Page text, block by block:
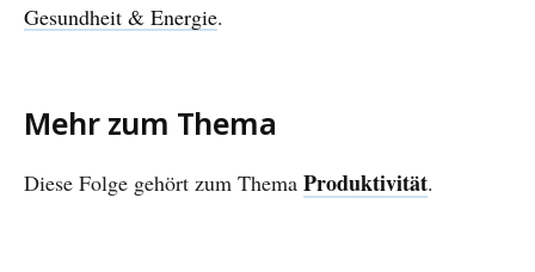
Gesundheit & Energie.
Mehr zum Thema
Diese Folge gehört zum Thema Produktivität.